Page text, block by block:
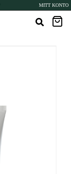
MITT KONTO